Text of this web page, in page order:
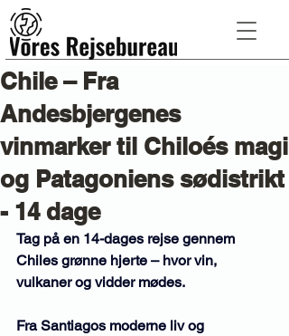
Chile – Fra
Andesbjergenes
vinmarker til Chiloés magi
og Patagoniens sødistrikt
- 14 dage
Tag på en 14-dages rejse gennem
Chiles grønne hjerte – hvor vin,
vulkaner og vidder mødes.
Fra Santiagos moderne liv og